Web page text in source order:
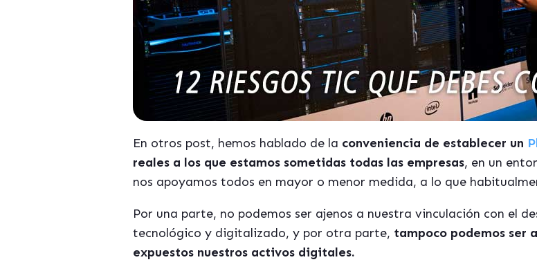
En otros post, hemos hablado de la conveniencia de establecer un
reales a los que estamos sometidas todas las empresas, en un
nos apoyamos todos en mayor o menor medida, a lo que
Por una parte, no podemos ser ajenos a nuestra vinculación con el
tecnológico y digitalizado, y por otra parte, tampoco podemos ser
expuestos nuestros activos digitales.